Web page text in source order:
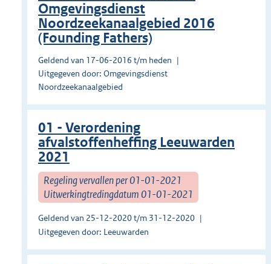
Omgevingsdienst
Noordzeekanaalgebied 2016
(Founding Fathers)
Geldend van 17-06-2016 t/m heden
Uitgegeven door: Omgevingsdienst
Noordzeekanaalgebied
01 - Verordening
afvalstoffenheffing Leeuwarden
2021
Regeling vervallen per 01-01-2021
Uitwerkingtredingdatum 01-01-2021
Geldend van 25-12-2020 t/m 31-12-2020
Uitgegeven door: Leeuwarden